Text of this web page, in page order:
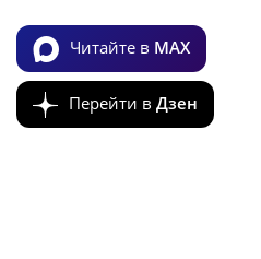
Читайте в MAX
Перейти в Дзен